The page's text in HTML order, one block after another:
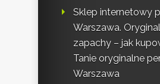
Sklep internetowy
Warszawa.
zapachy – jak
Tanie oryginalne
Warszawa